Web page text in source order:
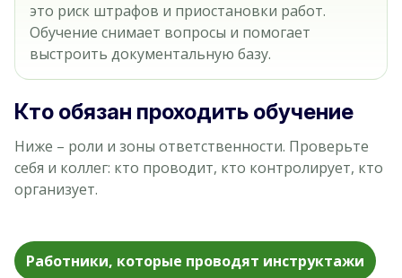
это риск штрафов и приостановки работ.
Обучение снимает вопросы и помогает
выстроить документальную базу.
Кто обязан проходить обучение
Ниже – роли и зоны ответственности. Проверьте
себя и коллег: кто проводит, кто контролирует, кто
организует.
Работники, которые проводят инструктажи